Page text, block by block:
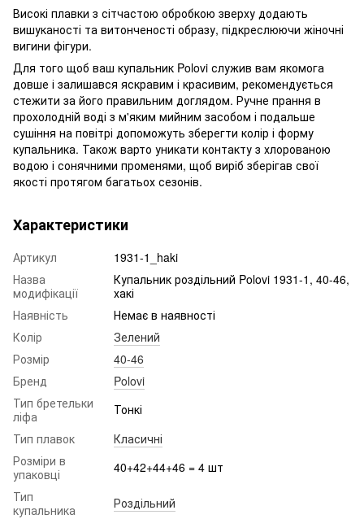
Високі плавки з сітчастою обробкою зверху додають
вишуканості та витонченості образу, підкреслюючи жіночні
вигини фігури.
Для того щоб ваш купальник Polovi служив вам якомога
довше і залишався яскравим і красивим, рекомендується
стежити за його правильним доглядом. Ручне прання в
прохолодній воді з м'яким мийним засобом і подальше
сушіння на повітрі допоможуть зберегти колір і форму
купальника. Також варто уникати контакту з хлорованою
водою і сонячними променями, щоб виріб зберігав свої
якості протягом багатьох сезонів.
Характеристики
Артикул
1931-1_haki
Назва
модифікації
Купальник роздільний Polovi 1931-1, 40-46,
хакі
Наявність
Немає в наявності
Колір
Зелений
Розмір
40-46
Бренд
Polovi
Тип бретельки
ліфа
Тонкі
Тип плавок
Класичні
Розміри в
упаковці
40+42+44+46 = 4 шт
Тип
купальника
Роздільний